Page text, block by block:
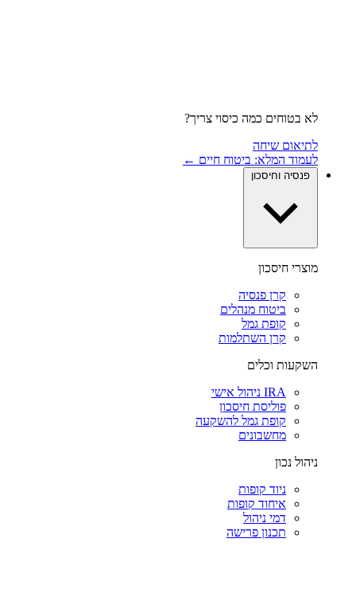
לא בטוחים כמה כיסוי צריך?
לתיאום שיחה
לעמוד המלא: ביטוח חיים ←
פנסיה וחיסכון
מוצרי חיסכון
קרן פנסיה
ביטוח מנהלים
קופת גמל
קרן השתלמות
השקעות וכלים
IRA ניהול אישי
פוליסת חיסכון
קופת גמל להשקעה
מחשבונים
ניהול נכון
ניוד קופות
איחוד קופות
דמי ניהול
תכנון פרישה